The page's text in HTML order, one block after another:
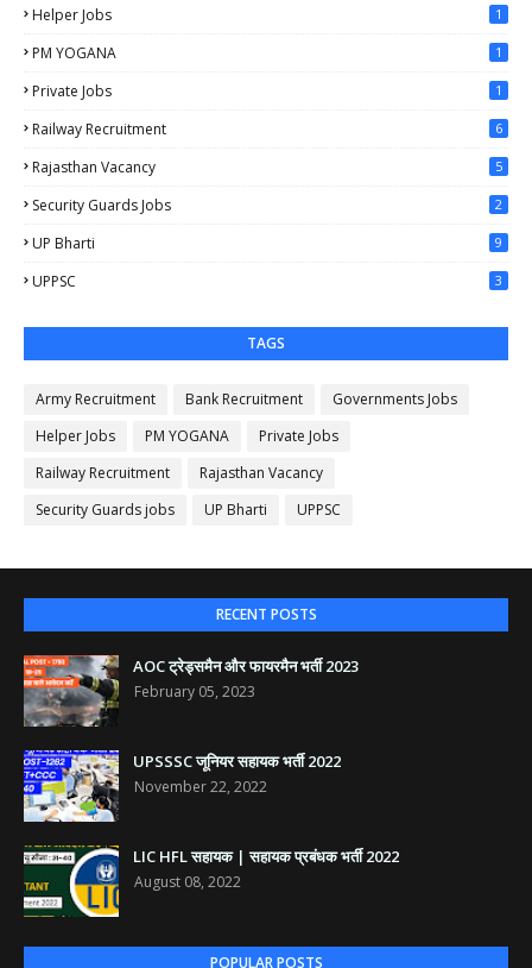
Helper Jobs 1
PM YOGANA 1
Private Jobs 1
Railway Recruitment 6
Rajasthan Vacancy 5
Security Guards Jobs 2
UP Bharti 9
UPPSC 3
TAGS
Army Recruitment Bank Recruitment
Governments Jobs
Helper Jobs
PM YOGANA
Private Jobs
Railway Recruitment
Rajasthan Vacancy
Security Guards jobs
UP Bharti UPPSC
RECENT POSTS
AOC ट्रेड्समैन और फायरमैन भर्ती 2023
February 05, 2023
UPSSSC जूनियर सहायक भर्ती 2022
November 22, 2022
LIC HFL सहायक | सहायक प्रबंधक भर्ती 2022
August 08, 2022
POPULAR POSTS